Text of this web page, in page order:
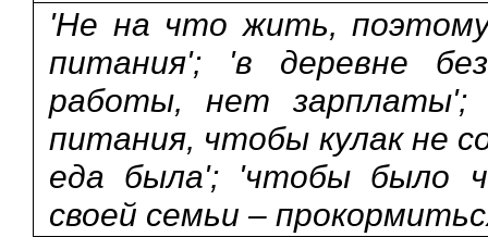
'Не на что жить, поэтому
питания'; 'в деревне
работы, нет
питания, чтобы кулак не
еда была'; 'чтобы было
своей семьи –